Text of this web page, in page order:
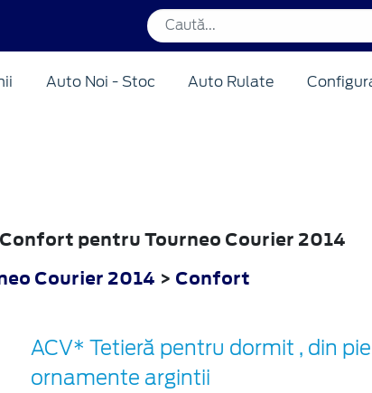
Auto Noi - Stoc Auto Rulate
pentru Tourneo Courier 2014
Courier 2014 > Confort
ACV* Tetieră pentru dormit , din
ornamente argintii